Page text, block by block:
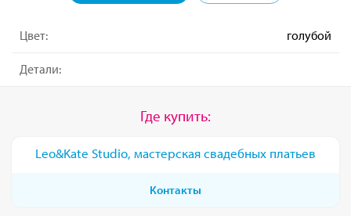
Цвет: голубой
Детали:
Где купить:
Leo&Kate Studio, мастерская свадебных платьев
Контакты